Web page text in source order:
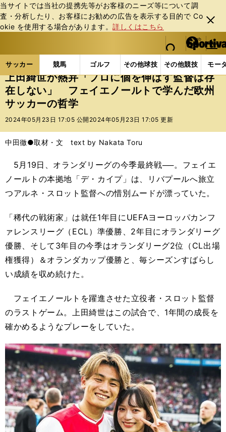
当サイトでは当社の提携先等がお客様のニーズ等について調
査・分析したり、お客様にお勧めの広告を表⽰する⽬的で Co
okie を使⽤する場合があります。詳しくはこちら
閉じ
る
web Sportiva (webスポルティーバ)
検索
マイペ
ー
ジ
メニュ
サッカー 競馬 ゴルフ その他球技 その他競技 モー
ス
ポ
ル
テ
ー
バ
サッカーの記事一覧 海外サッカー 海外サッカー
上田綺世が熱弁「プロに個を伸ばす監督は存
在しない」 フェイエノールトで学んだ欧州
サッカーの哲学
2024年05月23日 17:05 公開 2024年05月23日 17:05 更新
中田徹●取材・文 text by Nakata Toru
5月19日、オランダリーグの今季最終戦──。フェイエ
ノールトの本拠地「デ・カイプ」は、リバプールへ旅立
つアルネ・スロット監督への惜別ムードが漂っていた。
「稀代の戦術家」は就任1年目にUEFAヨーロッパカンフ
ァレンスリーグ（ECL）準優勝、2年目にオランダリーグ
優勝、そして3年目の今季はオランダリーグ2位（CL出場
権獲得）＆オランダカップ優勝と、毎シーズンすばらし
い成績を収め続けた。
フェイエノールトを躍進させた立役者・スロット監督
のラストゲーム。上田綺世はこの試合で、1年間の成長を
確かめるようなプレーをしていた。